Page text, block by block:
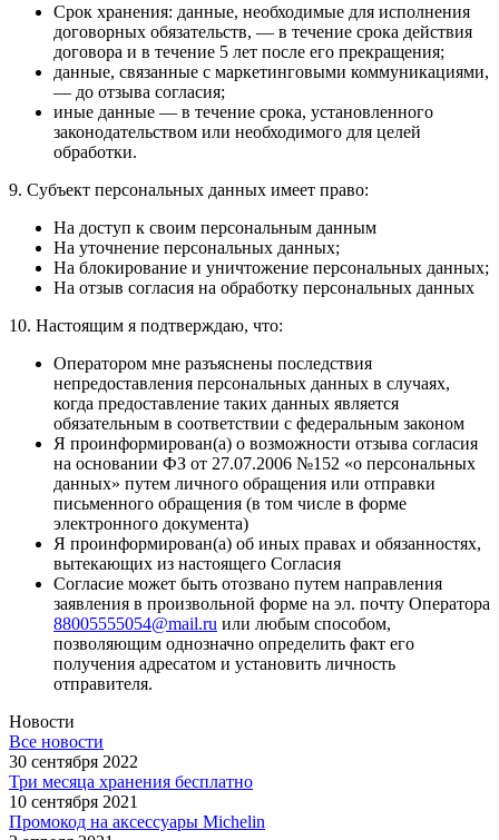
Срок хранения: данные, необходимые для исполнения
договорных обязательств, — в течение срока действия
договора и в течение 5 лет после его прекращения;
данные, связанные с маркетинговыми коммуникациями,
— до отзыва согласия;
иные данные — в течение срока, установленного
законодательством или необходимого для целей
обработки.
9. Субъект персональных данных имеет право:
На доступ к своим персональным данным
На уточнение персональных данных;
На блокирование и уничтожение персональных данных;
На отзыв согласия на обработку персональных данных
10. Настоящим я подтверждаю, что:
Оператором мне разъяснены последствия
непредоставления персональных данных в случаях,
когда предоставление таких данных является
обязательным в соответствии с федеральным законом
Я проинформирован(а) о возможности отзыва согласия
на основании ФЗ от 27.07.2006 №152 «о персональных
данных» путем личного обращения или отправки
письменного обращения (в том числе в форме
электронного документа)
Я проинформирован(а) об иных правах и обязанностях,
вытекающих из настоящего Согласия
Согласие может быть отозвано путем направления
заявления в произвольной форме на эл. почту Оператора
88005555054@mail.ru или любым способом,
позволяющим однозначно определить факт его
получения адресатом и установить личность
отправителя.
Новости
Все новости
30 сентября 2022
Три месяца хранения бесплатно
10 сентября 2021
Промокод на аксессуары Michelin